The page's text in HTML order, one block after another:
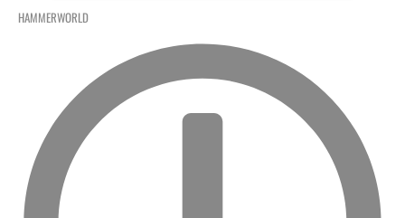
HAMMERWORLD